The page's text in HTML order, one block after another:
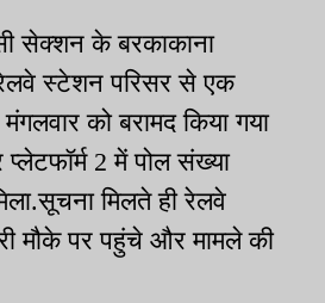
सेक्शन के बरकाकाना
स्टेशन परिसर से एक
को बरामद किया गया
2 में पोल संख्या
मिलते ही रेलवे
मौके पर पहुंचे और मामले की